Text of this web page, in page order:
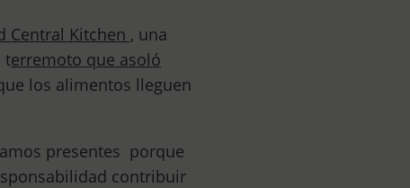
Central Kitchen , una
terremoto que asoló
los alimentos lleguen
presentes porque
contribuir